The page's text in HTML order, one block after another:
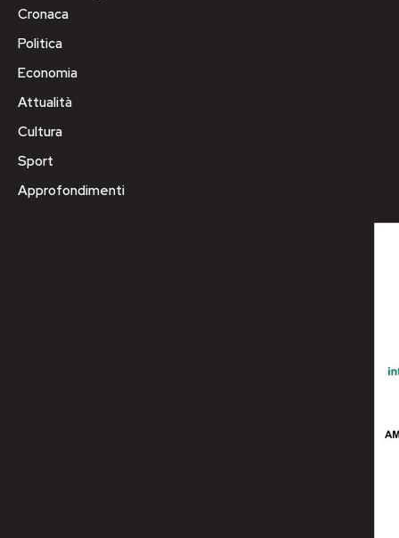
Cronaca
Politica
Economia
Attualità
Cultura
Sport
Approfondimenti